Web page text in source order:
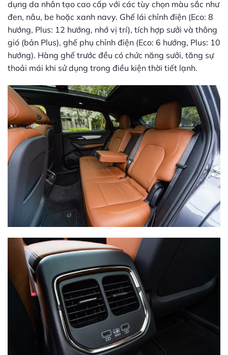
dụng da nhân tạo cao cấp với các tùy chọn màu sắc như
đen, nâu, be hoặc xanh navy. Ghế lái chỉnh điện (Eco: 8
hướng, Plus: 12 hướng, nhớ vị trí), tích hợp sưởi và thông
gió (bản Plus), ghế phụ chỉnh điện (Eco: 6 hướng, Plus: 10
hướng). Hàng ghế trước đều có chức năng sưởi, tăng sự
thoải mái khi sử dụng trong điều kiện thời tiết lạnh.